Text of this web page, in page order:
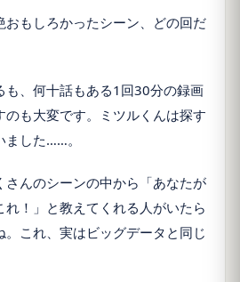
おもしろかったシーン、どの回だ
も、何十話もある1回30分の録画
のも大変です。ミツルくんは探す
ました……。
さんのシーンの中から「あなたが
！」と教えてくれる人がいたら
。これ、実はビッグデータと同じ